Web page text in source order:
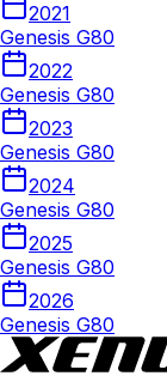
2021
Genesis G80
2022
Genesis G80
2023
Genesis G80
2024
Genesis G80
2025
Genesis G80
2026
Genesis G80